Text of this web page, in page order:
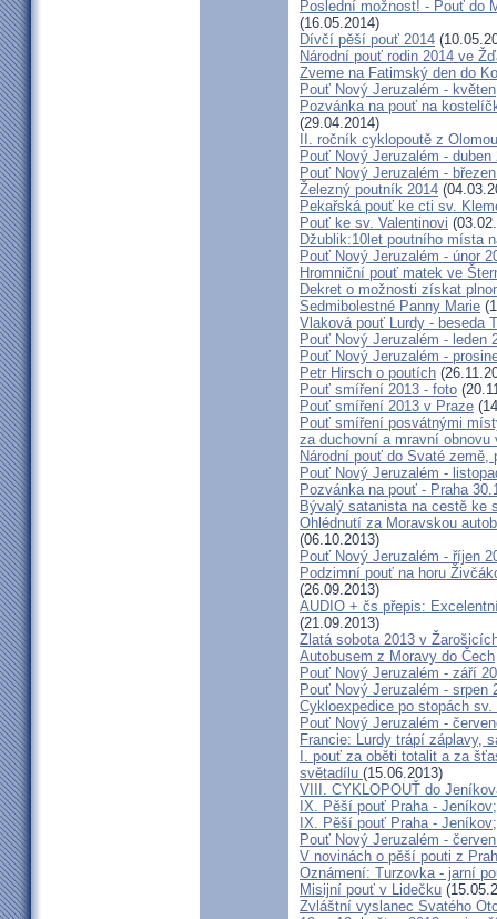
Poslední možnost! - Pouť do
(16.05.2014)
Dívčí pěší pouť 2014
Národní pouť rodin 2014 ve
Zveme na Fatimský den do
Pouť Nový Jeruzalém - květen
Pozvánka na pouť na
(29.04.2014)
II. ročník cyklopoutě z
Pouť Nový Jeruzalém - duben
Pouť Nový Jeruzalém -
Železný poutník 2014
Pekařská pouť ke cti sv.
Pouť ke sv. Valentinovi
Džublik:10let poutního místa
Pouť Nový Jeruzalém - únor
Hromniční pouť matek ve
Dekret o možnosti získat
Sedmibolestné Panny Marie
Vlaková pouť Lurdy - beseda
Pouť Nový Jeruzalém - leden
Pouť Nový Jeruzalém -
Petr Hirsch o poutích
Pouť smíření 2013 - foto
Pouť smíření 2013 v Praze
Pouť smíření posvátnými
za duchovní a mravní obnovu
Národní pouť do Svaté země,
Pouť Nový Jeruzalém -
Pozvánka na pouť - Praha
Bývalý satanista na cestě ke
Ohlédnutí za Moravskou
(06.10.2013)
Pouť Nový Jeruzalém - říjen
Podzimní pouť na horu
(26.09.2013)
AUDIO + čs přepis:
(21.09.2013)
Zlatá sobota 2013 v
Autobusem z Moravy do Čech
Pouť Nový Jeruzalém - září
Pouť Nový Jeruzalém - srpen
Cykloexpedice po stopách
Pouť Nový Jeruzalém -
Francie: Lurdy trápí záplavy,
I. pouť za oběti totalit a za
světadílu (15.06.2013)
VIII. CYKLOPOUŤ do
IX. Pěší pouť Praha -
IX. Pěší pouť Praha -
Pouť Nový Jeruzalém -
V novinách o pěší pouti z
Oznámení: Turzovka - jarní
Misijní pouť v Lidečku
Zvláštní vyslanec Svatého